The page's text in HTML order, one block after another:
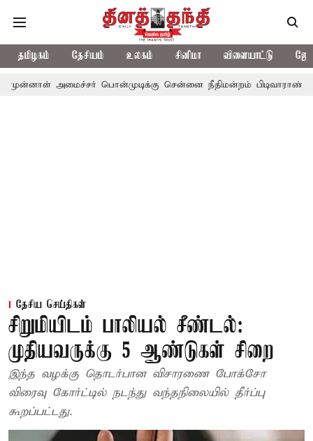
தமிழகம் தேசியம் உலகம் சினிமா விளையாட்டு
பொன்முடிக்கு சென்னை நீதிமன்றம் பிடிவாராண்ட்
தேசிய செய்திகள்
சிறுமியிடம் பாலியல் சீண்டல்:
முதியவருக்கு 5 ஆண்டுகள் சிறை
இந்த வழக்கு தொடர்பான விசாரணை போக்சோ
விரைவு கோர்ட்டில் நடந்து வந்தநிலையில் தீர்ப்பு
கூறப்பட்டது.